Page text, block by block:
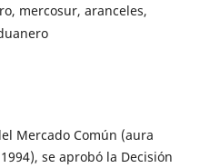
mercosur, aranceles,
Mercado Común (aura
se aprobó la Decisión